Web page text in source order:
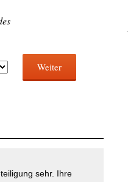
Weiter
sehr. Ihre